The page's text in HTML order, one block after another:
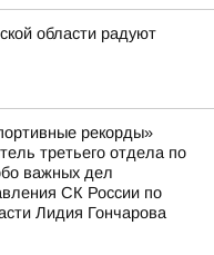
области радуют
рекорды»
третьего отдела по
важных дел
СК России по
Лидия Гончарова